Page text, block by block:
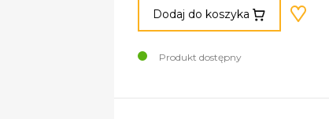
Dodaj do koszyka
Produkt dostępny